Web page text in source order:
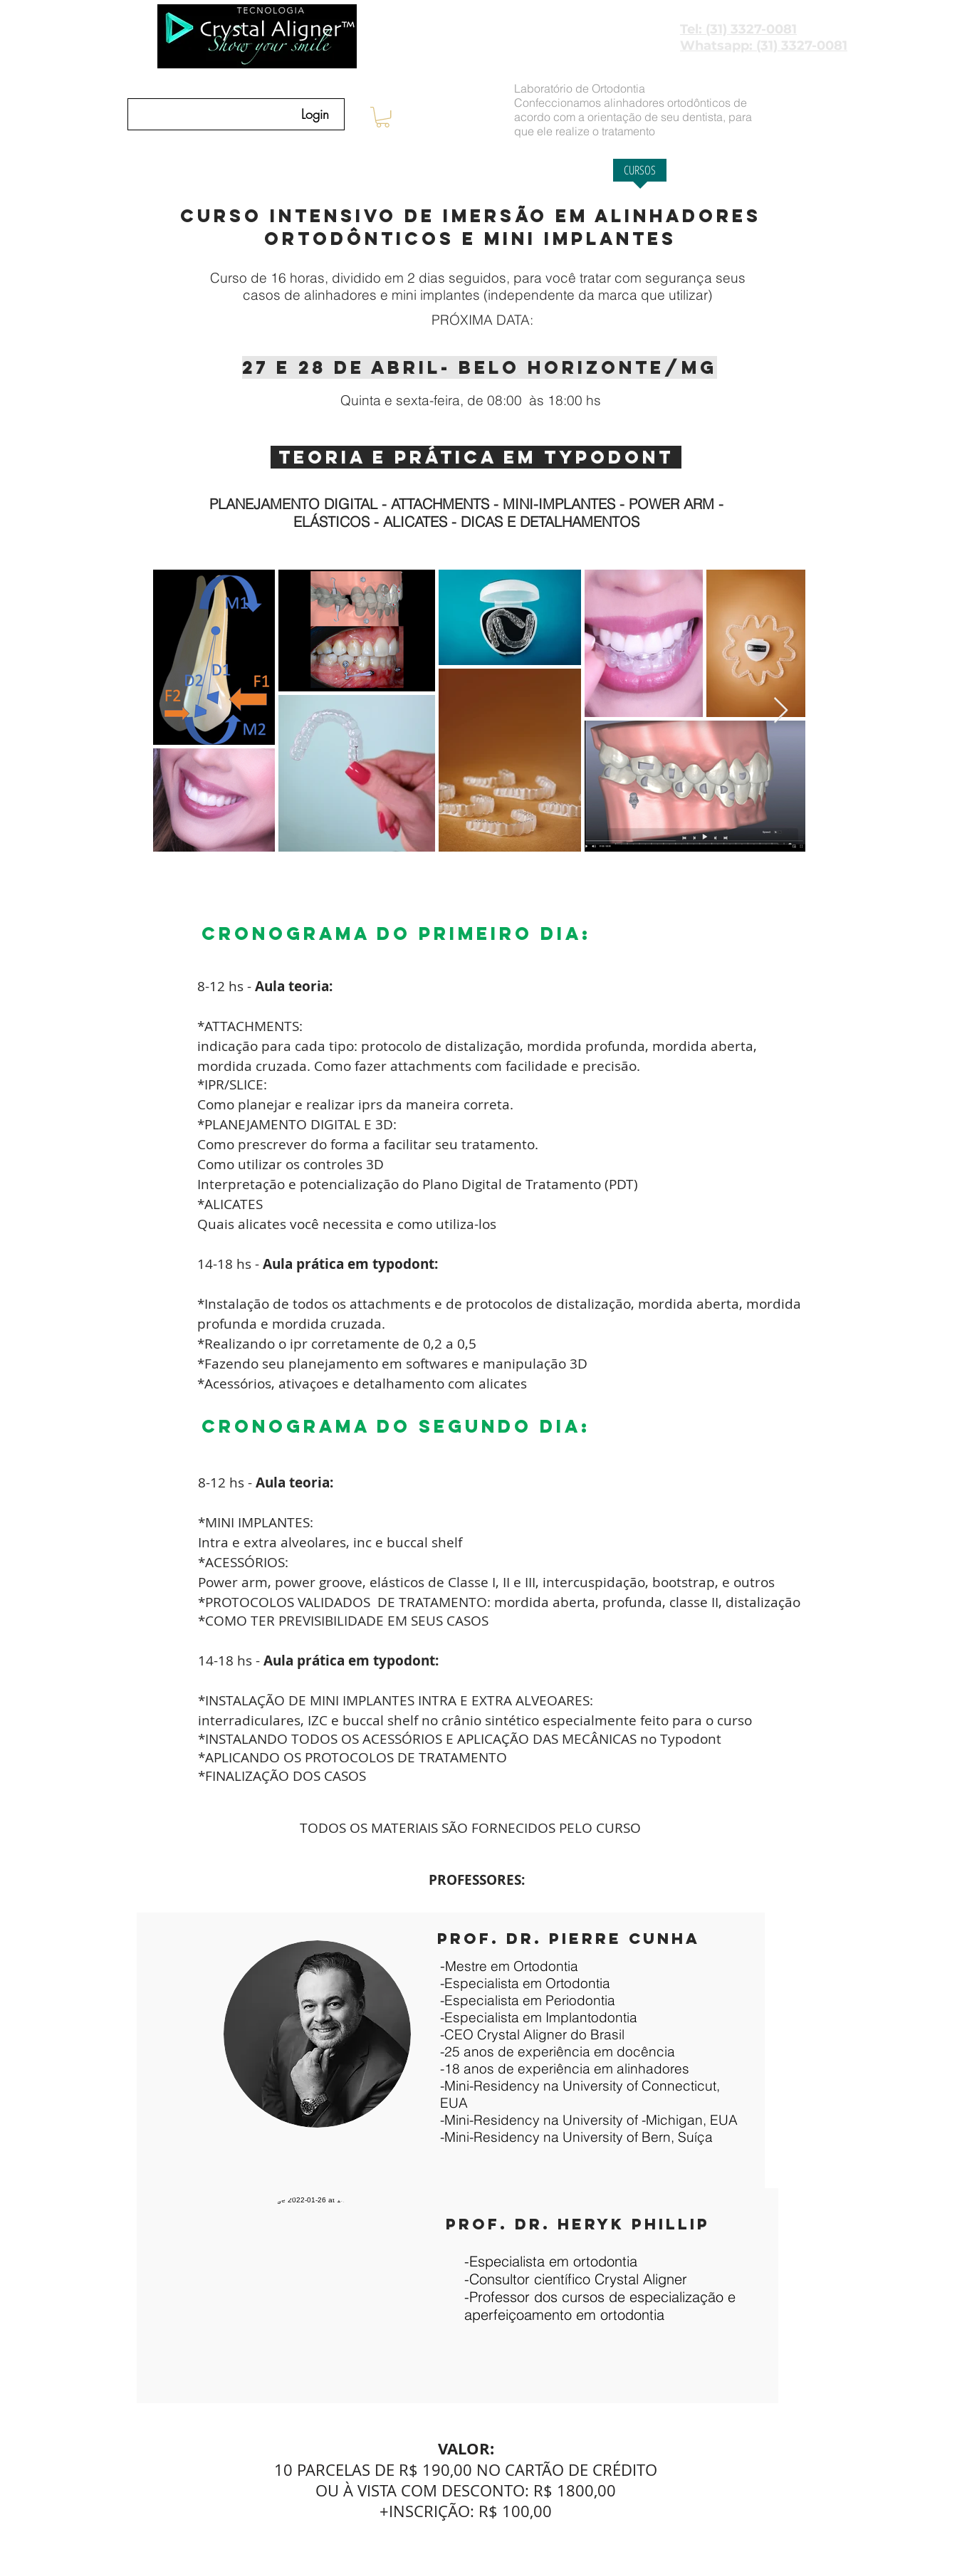
Tel: (31) 3327-0081
Whatsapp: (31) 3327-0081
Login
Laboratório de Ortodontia
Confeccionamos alinhadores ortodônticos de
acordo com a orientação de seu dentista, para
que ele realize o tratamento
CURSOS
CURSO INTENSIVO DE IMERSÃO EM ALINHADORES
ORTODÔNTICOs e mini implantes
Curso de 16 horas, dividido em 2 dias seguidos, para você tratar com segurançaseus
casos de alinhadores e mini implantes (independente da marca que utilizar)
PRÓXIMA DATA:
27 E 28 DE abril- BELO HORIZONTE/MG
Quinta e sexta-feira, de 08:00 às 18:00 hs
teoria E PRÁTICA EM TYPODONT
PLANEJAMENTO DIGITAL - ATTACHMENTS - MINI-IMPLANTES - POWER ARM -
ELÁSTICOS - ALICATES - DICAS E DETALHAMENTOS
cronograma DO PRIMEIRO DIA:
8-12 hs -Aula teoria:
*ATTACHMENTS:
indicação para cada tipo: protocolo de distalização, mordida profunda, mordida aberta,
mordida cruzada. Como fazer attachments com facilidade e precisão.
*IPR/SLICE:
Como planejar e realizar iprs da maneira correta.
*PLANEJAMENTO DIGITAL E 3D:
Como prescrever do forma a facilitar seu tratamento.
Como utilizar os controles 3D
Interpretação e potencialização do Plano Digital de Tratamento (PDT)
*ALICATES
Quais alicates você necessita e como utiliza-los
14-18 hs -Aula prática em typodont:
*Instalação de todos os attachments e de protocolos de distalização, mordida aberta, mordida
profunda e mordida cruzada.
*Realizando o ipr corretamente de 0,2 a 0,5
*Fazendo seu planejamento em softwares e manipulação 3D
*Acessórios, ativaçoes e detalhamento com alicates
cronograma DO segundo DIA:
8-12 hs -Aula teoria:
*MINI IMPLANTES:
Intra e extra alveolares, inc e buccal shelf
*ACESSÓRIOS:
Power arm, power groove, elásticos de Classe I, II e III, intercuspidação, bootstrap, e outros
*PROTOCOLOS VALIDADOS DE TRATAMENTO: mordida aberta, profunda, classe II, distalização
*COMO TER PREVISIBILIDADE EM SEUS CASOS
14-18 hs -Aula prática em typodont:
*INSTALAÇÃO DE MINI IMPLANTES INTRA E EXTRA ALVEOARES:
interradiculares, IZC e buccal shelf no crânio sintético especialmente feito para o curso
*INSTALANDO TODOS OS ACESSÓRIOS E APLICAÇÃO DAS MECÂNICAS no Typodont
*APLICANDO OS PROTOCOLOS DE TRATAMENTO
*FINALIZAÇÃO DOS CASOS
TODOS OS MATERIAIS SÃO FORNECIDOS PELO CURSO
PROFESSORES:
-Mestre em Ortodontia
-Especialista em Ortodontia
-Especialista em Periodontia
-Especialista em Implantodontia
​-CEO Crystal Aligner do Brasil
-25 anos de experiência em docência
-18 anos de experiência em alinhadores
-Mini-Residency na University of Connecticut,
EUA
-Mini-Residency na University of -Michigan, EUA
-Mini-Residency na University of Bern, Suíça
PROF. DR. PIERRE CUNHA
-Especialista em ortodontia
-Consultor científico Crystal Aligner
-Professor dos cursos de especialização e
aperfeiçoamento em ortodontia
PROF. DR. HERYK PHILLIP
VALOR:
10 PARCELAS DE R$ 190,00 NO CARTÃO DE CRÉDITO
OU À VISTA COM DESCONTO: R$ 1800,00
+INSCRIÇÃO: R$ 100,00